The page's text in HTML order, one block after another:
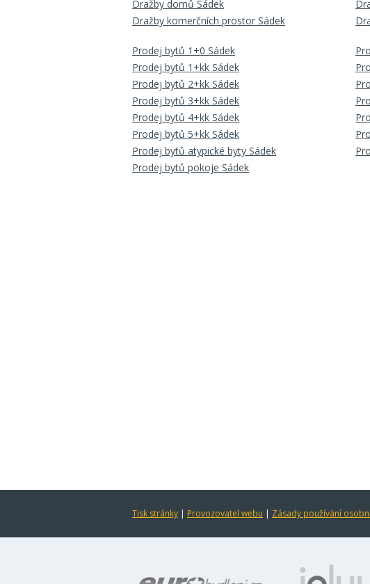
Dražby domů Sádek
Dražby komerčních prostor Sádek
Prodej bytů 1+0 Sádek
Prodej bytů 1+kk Sádek
Prodej bytů 2+kk Sádek
Prodej bytů 3+kk Sádek
Prodej bytů 4+kk Sádek
Prodej bytů 5+kk Sádek
Prodej bytů atypické byty Sádek
Prodej bytů pokoje Sádek
Tisk stránky | Provozovatel webu | Zásady používání